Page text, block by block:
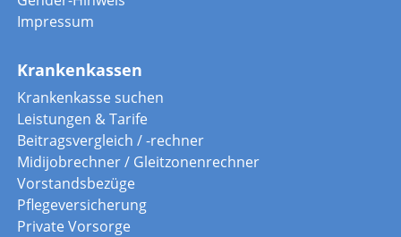
Impressum
Krankenkassen
Krankenkasse suchen
Leistungen & Tarife
Beitragsvergleich / -rechner
Midijobrechner / Gleitzonenrechner
Vorstandsbezüge
Pflegeversicherung
Private Vorsorge